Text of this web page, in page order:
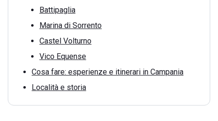
Battipaglia
Marina di Sorrento
Castel Volturno
Vico Equense
Cosa fare: esperienze e itinerari in Campania
Località e storia